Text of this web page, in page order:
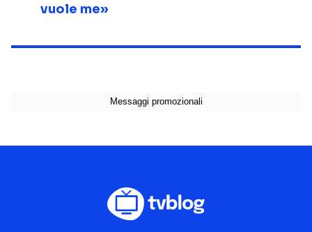
vuole me»